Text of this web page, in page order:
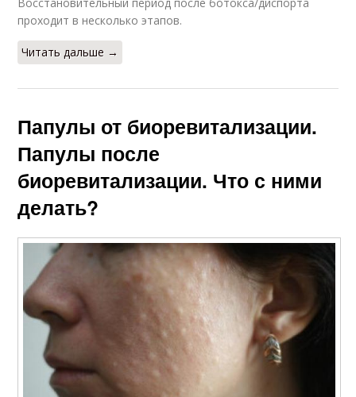
проходит в несколько этапов.
Читать дальше →
Папулы от биоревитализации.
Папулы после
биоревитализации. Что с ними
делать?